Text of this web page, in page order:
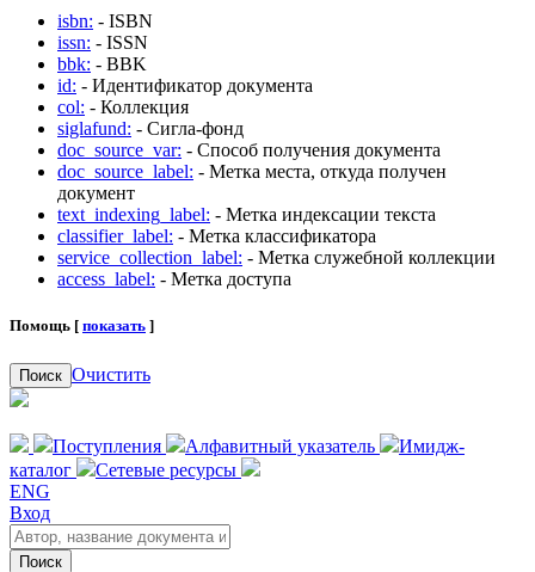
isbn: - ISBN
issn: - ISSN
bbk: - BBK
id: - Идентификатор документа
col: - Коллекция
siglafund: - Сигла-фонд
doc_source_var: - Способ получения документа
doc_source_label: - Метка места, откуда получен
документ
text_indexing_label: - Метка индексации текста
classifier_label: - Метка классификатора
service_collection_label: - Метка служебной коллекции
access_label: - Метка доступа
Помощь [ показать ]
Поиск Очистить
Поступления Алфавитный указатель
Имидж-
каталог
Сетевые ресурсы
ENG
Вход
Поиск